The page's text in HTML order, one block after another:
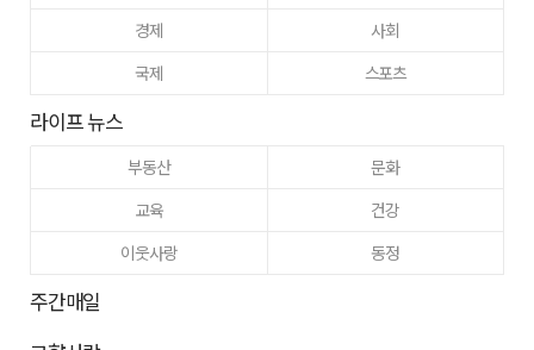
경제
사회
국제
스포츠
라이프 뉴스
부동산
문화
교육
건강
이웃사랑
동정
주간매일